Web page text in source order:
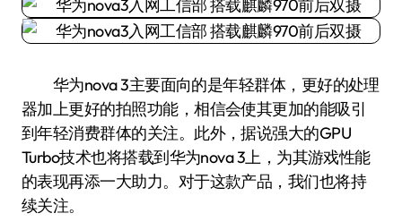
华为nova 3主要面向的是年轻群体，更好的处理
器加上更好的拍照功能，相信会使其更加的能吸引
到年轻消费群体的关注。此外，据说强大的GPU
Turbo技术也将搭载到华为nova 3上，为其游戏性能
的表现再添一大助力。对于这款产品，我们也将持
续关注。